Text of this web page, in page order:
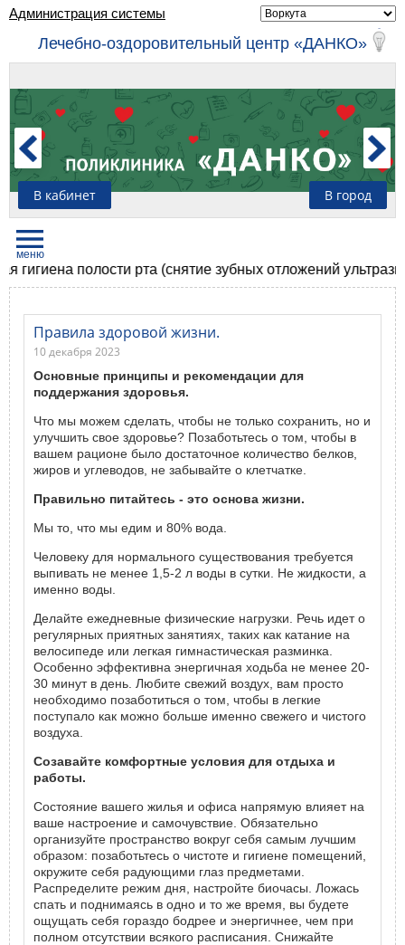
Администрация системы
Лечебно-оздоровительный центр «ДАНКО»
В кабинет В город
полости рта (снятие зубных отложений
Правила здоровой жизни.
10 декабря 2023
Основные принципы и рекомендации для
поддержания здоровья.
Что мы можем сделать, чтобы не только сохранить, но и
улучшить свое здоровье? Позаботьтесь о том, чтобы в
вашем рационе было достаточное количество белков,
жиров и углеводов, не забывайте о клетчатке.
Правильно питайтесь - это основа жизни.
Мы то, что мы едим и 80% вода.
Человеку для нормального существования требуется
выпивать не менее 1,5-2 л воды в сутки. Не жидкости, а
именно воды.
Делайте ежедневные физические нагрузки. Речь идет о
регулярных приятных занятиях, таких как катание на
велосипеде или легкая гимнастическая разминка.
Особенно эффективна энергичная ходьба не менее 20-
30 минут в день. Любите свежий воздух, вам просто
необходимо позаботиться о том, чтобы в легкие
поступало как можно больше именно свежего и чистого
воздуха.
Созавайте комфортные условия для отдыха и
работы.
Состояние вашего жилья и офиса напрямую влияет на
ваше настроение и самочувствие. Обязательно
организуйте пространство вокруг себя самым лучшим
образом: позаботьтесь о чистоте и гигиене помещений,
окружите себя радующими глаз предметами.
Распределите режим дня, настройте биочасы. Ложась
спать и поднимаясь в одно и то же время, вы будете
ощущать себя гораздо бодрее и энергичнее, чем при
полном отсутствии всякого расписания. Снижайте